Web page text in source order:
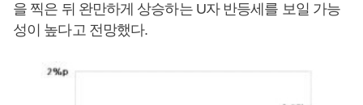
을 찍은 뒤 완만하게 상승하는 U자 반등세를 보일 가능
성이 높다고 전망했다.